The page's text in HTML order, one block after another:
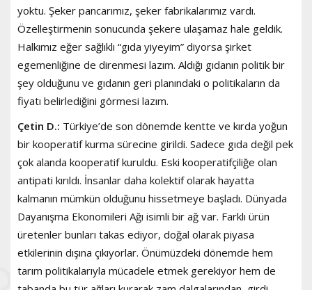
yoktu. Şeker pancarımız, şeker fabrikalarımız vardı.
Özelleştirmenin sonucunda şekere ulaşamaz hale geldik.
Halkımız eğer sağlıklı “gıda yiyeyim” diyorsa şirket
egemenliğine de direnmesi lazım. Aldığı gıdanın politik bir
şey olduğunu ve gıdanın geri planındaki o politikaların da
fiyatı belirlediğini görmesi lazım.
Çetin D.: Türkiye’de son dönemde kentte ve kırda yoğun
bir kooperatif kurma sürecine girildi. Sadece gıda değil pek
çok alanda kooperatif kuruldu. Eski kooperatifçiliğe olan
antipati kırıldı. İnsanlar daha kolektif olarak hayatta
kalmanın mümkün olduğunu hissetmeye başladı. Dünyada
Dayanışma Ekonomileri Ağı isimli bir ağ var. Farklı ürün
üretenler bunları takas ediyor, doğal olarak piyasa
etkilerinin dışına çıkıyorlar. Önümüzdeki dönemde hem
tarım politikalarıyla mücadele etmek gerekiyor hem de